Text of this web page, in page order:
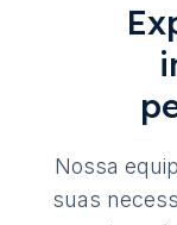
Nossa
suas